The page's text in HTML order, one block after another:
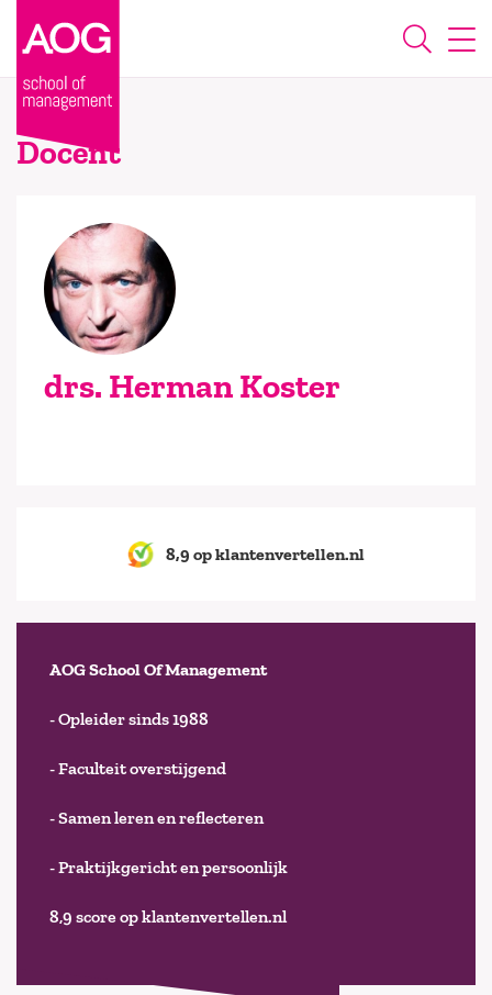
Docent
drs. Herman Koster
8,9 op klantenvertellen.nl
AOG School Of Management
- Opleider sinds 1988
- Faculteit overstijgend
- Samen leren en reflecteren
- Praktijkgericht en persoonlijk
8,9 score op klantenvertellen.nl